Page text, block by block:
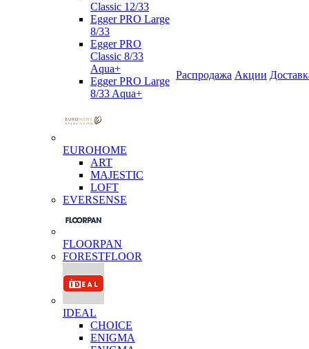
Classic 12/33
Egger PRO Large
8/33
Egger PRO
Classic 8/33
Aqua+
Egger PRO Large
8/33 Aqua+
EUROHOME
ART
MAJESTIC
LOFT
EVERSENSE
FLOORPAN
FORESTFLOOR
IDEAL
CHOICE
ENIGMA
Распродажа Акции